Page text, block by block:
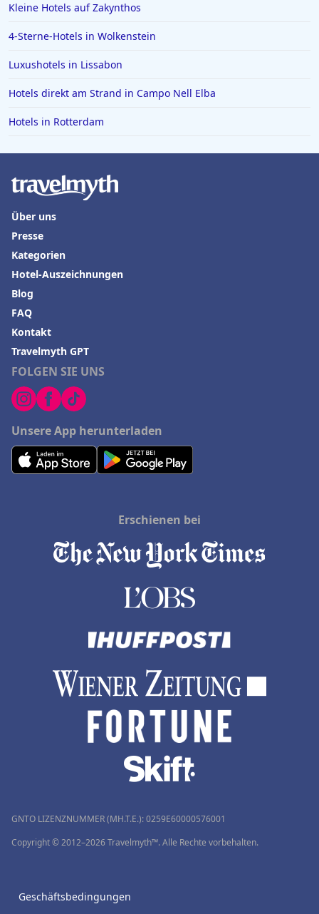
Kleine Hotels auf Zakynthos
4-Sterne-Hotels in Wolkenstein
Luxushotels in Lissabon
Hotels direkt am Strand in Campo Nell Elba
Hotels in Rotterdam
FOLGEN SIE UNS
Unsere App herunterladen
Über uns
Presse
Kategorien
Hotel-Auszeichnungen
Blog
FAQ
Kontakt
Travelmyth GPT
Erschienen bei
GNTO LIZENZNUMMER (MH.T.E.): 0259Ε60000576001
Copyright © 2012–2026 Travelmyth™. Alle Rechte vorbehalten.
Geschäftsbedingungen